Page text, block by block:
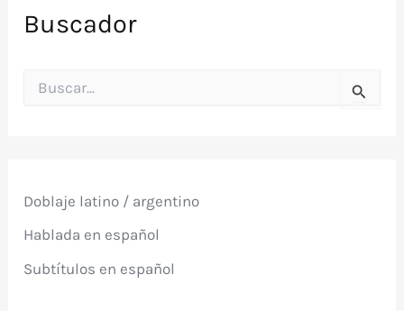
Buscador
o
:
Doblaje latino / argentino
Hablada en español
Subtítulos en español